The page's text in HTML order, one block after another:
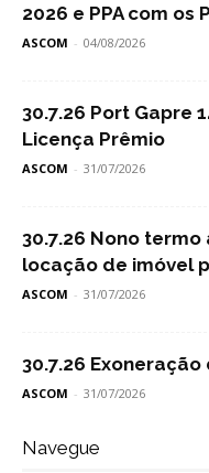
2026 e PPA com os
ASCOM - 04/08/2026
30.7.26 Port Gapre
Licença Prêmio
ASCOM - 31/07/2026
30.7.26 Nono
locação de imóvel
ASCOM - 31/07/2026
30.7.26
ASCOM - 31/07/2026
Navegue